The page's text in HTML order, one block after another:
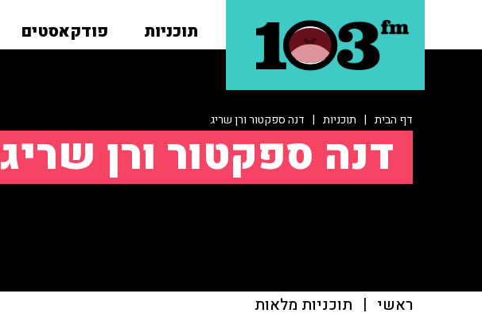
תוכניות פודקאסטים
דף הבית | תוכניות | דנה ספקטור ורן שריג
דנה ספקטור ורן שריג
ראשי | תוכניות מלאות